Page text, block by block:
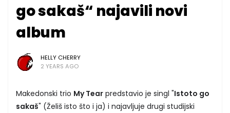
go sakaš“ najavili novi
album
HELLY CHERRY
2 YEARS AGO
Makedonski trio My Tear predstavio je singl "Istoto go
sakaš" (Želiš isto što i ja) i najavljuje drugi studijski